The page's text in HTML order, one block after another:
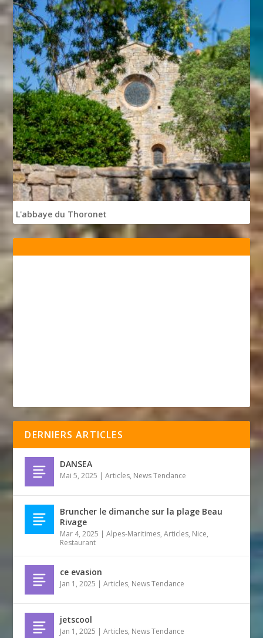
L'abbaye du Thoronet
DERNIERS ARTICLES
DANSEA
Mai 5, 2025 |Articles, News Tendance
Bruncher le dimanche sur la plage Beau
Rivage
Mar 4, 2025 |Alpes-Maritimes,Articles, Nice,
Restaurant
ce evasion
Jan 1, 2025 |Articles, News Tendance
jetscool
Jan 1, 2025 |Articles, News Tendance